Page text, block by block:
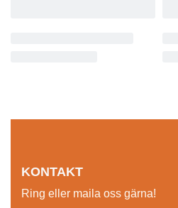
KONTAKT
Ring eller maila oss gärna!